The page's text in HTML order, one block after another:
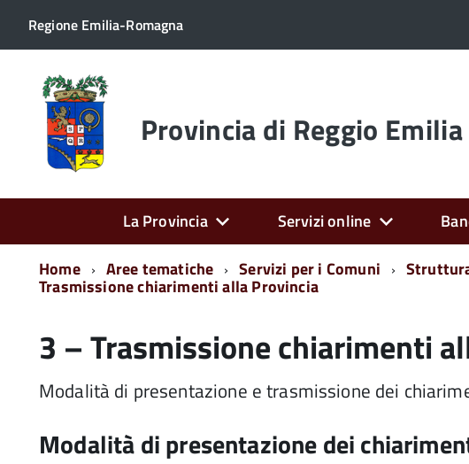
Regione Emilia-Romagna
Torna
alla
home
page Provincia di Reggio Emilia
La Provincia Servizi online
Home
Aree tematiche Servizi per i Comuni
Trasmissione chiarimenti alla Provincia
3 – Trasmissione chiarimenti
Modalità di presentazione e trasmissione dei
Modalità di presentazione dei